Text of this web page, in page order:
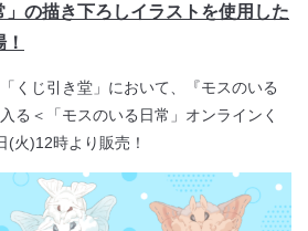
」の描き下ろしイラストを使用した
くじ引き堂」において、『モスのいる
る＜「モスのいる日常」オンラインく
(火)12時より販売！